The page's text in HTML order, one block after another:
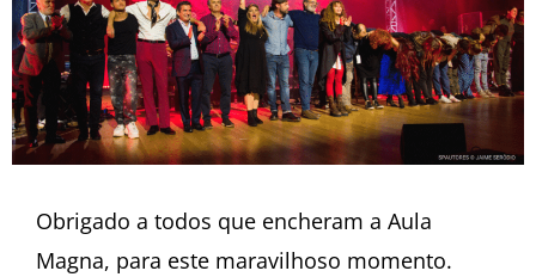
Obrigado a todos que encheram a Aula
Magna, para este maravilhoso momento.